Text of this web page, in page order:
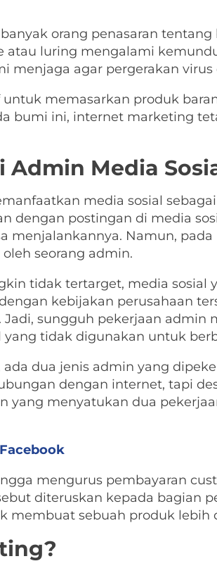
orang penasaran tentang
atau luring mengalami
menjaga agar pergerakan
memasarkan produk
bumi ini, internet marketing
Admin Media
media sosial
dengan postingan di media
menjalankannya. Namun,
seorang admin.
tidak tertarget, media sosial
kebijakan perusahaan
sungguh pekerjaan admin
tidak digunakan untuk
dua jenis admin yang
dengan internet, tapi
yang menyatukan dua
mengurus pembayaran
diteruskan kepada bagian
membuat sebuah produk lebih